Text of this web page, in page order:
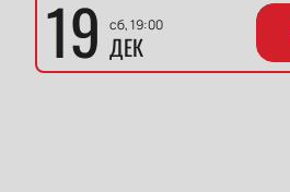
19 сб, 19:00
ДЕК